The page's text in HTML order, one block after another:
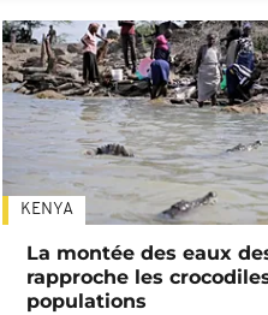
KENYA
La montée des eaux
rapproche les
populations